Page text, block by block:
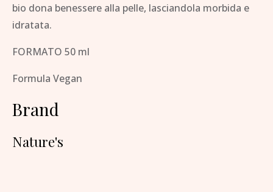
bio dona benessere alla pelle, lasciandola morbida e
idratata.
FORMATO 50 ml
Formula Vegan
Brand
Nature's